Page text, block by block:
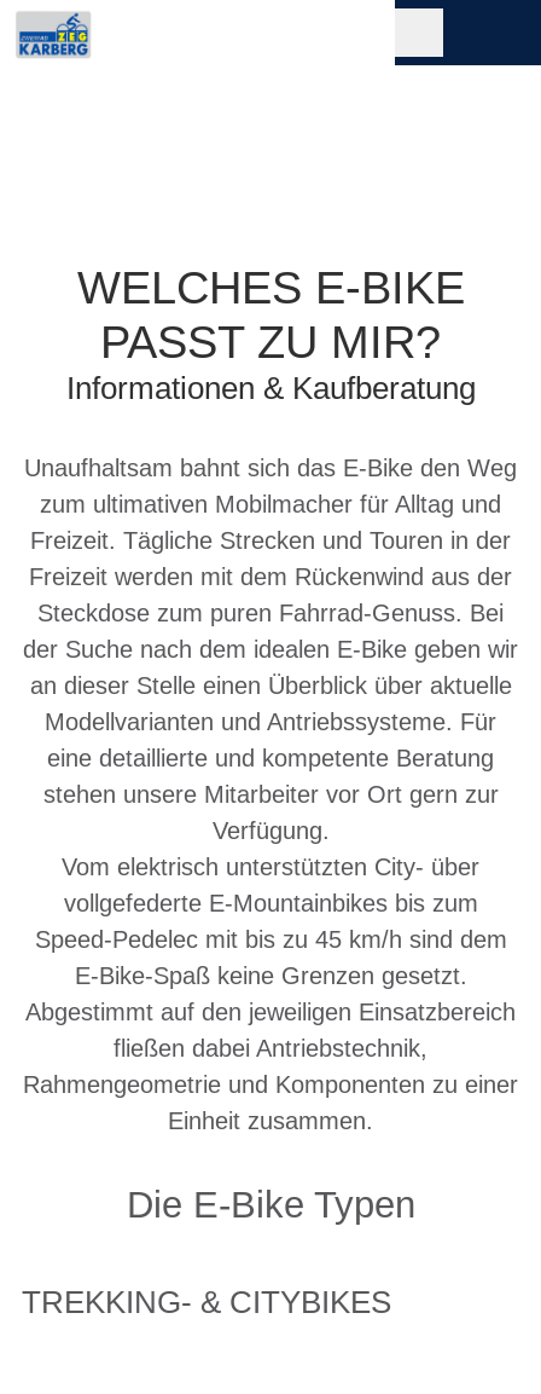
WELCHES E-BIKE
PASST ZU MIR?
Informationen & Kaufberatung
Unaufhaltsam bahnt sich das E-Bike den Weg
zum ultimativen Mobilmacher für Alltag und
Freizeit. Tägliche Strecken und Touren in der
Freizeit werden mit dem Rückenwind aus der
Steckdose zum puren Fahrrad-Genuss. Bei
der Suche nach dem idealen E-Bike geben wir
an dieser Stelle einen Überblick über aktuelle
Modellvarianten und Antriebssysteme. Für
eine detaillierte und kompetente Beratung
stehen unsere Mitarbeiter vor Ort gern zur
Verfügung.
Vom elektrisch unterstützten City- über
vollgefederte E-Mountainbikes bis zum
Speed-Pedelec mit bis zu 45 km/h sind dem
E-Bike-Spaß keine Grenzen gesetzt.
Abgestimmt auf den jeweiligen Einsatzbereich
fließen dabei Antriebstechnik,
Rahmengeometrie und Komponenten zu einer
Einheit zusammen.
Die E-Bike Typen
TREKKING- & CITYBIKES